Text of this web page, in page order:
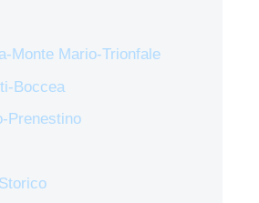
Monte Mario-Trionfale
Boccea
Prenestino